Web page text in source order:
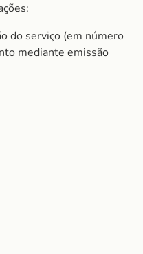
do serviço (em número
mediante emissão